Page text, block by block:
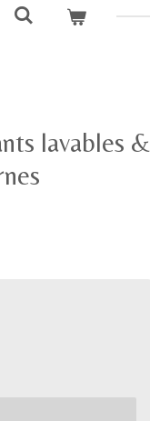
lavables &